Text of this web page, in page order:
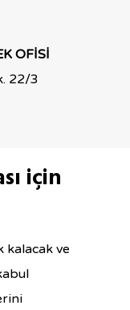
OFİSİ
22/3
için
kalacak ve